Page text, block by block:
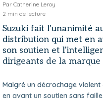
Par Catherine Leroy
2 min de lecture
Suzuki fait l'unanimité
distribution qui met en
son soutien et
dirigeants de la marque
Malgré un décrochage
en avant un soutien sans